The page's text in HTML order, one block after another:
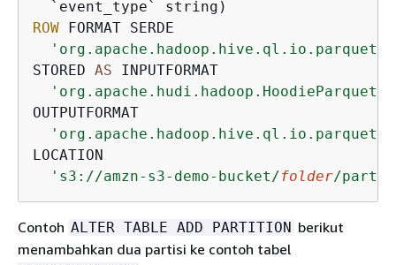
ROW FORMAT SERDE
STORED AS INPUTFORMAT
OUTPUTFORMAT
LOCATION
's3://amzn-s3-demo-bucket/folder/
Contoh ALTER TABLE ADD PARTITION berikut
menambahkan dua partisi ke contoh tabel